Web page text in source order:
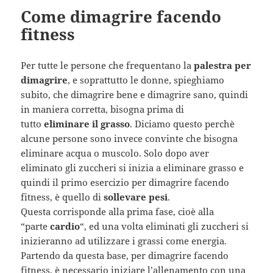
Come dimagrire facendo
fitness
Per tutte le persone che frequentano lapalestra per
dimagrire, e soprattutto le donne, spieghiamo
subito, che dimagrire bene e dimagrire sano, quindi
in maniera corretta, bisogna prima di
tutto eliminare il grasso. Diciamo questo perchè
alcune persone sono invece convinte che bisogna
eliminare acqua o muscolo. Solo dopo aver
eliminato gli zuccheri si inizia a eliminare grasso e
quindi il primo esercizio per dimagrire facendo
fitness, è quello di sollevare pesi.
Questa corrisponde alla prima fase, cioè alla
“partecardio“, ed una volta eliminati gli zuccheri si
inizieranno ad utilizzare i grassi come energia.
Partendo da questa base, per dimagrire facendo
fitness, è necessario iniziare l’allenamento con una